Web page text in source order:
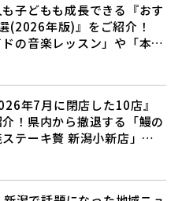
も子どもも成長できる『おす
(2026年版)』をご紹介！
ドの音楽レッスン」や「本格
」で新しい自分を見つけよ
年7月に閉店した10店』
！県内から撤退する「鰻の
テーキ贅 新潟小新店」が